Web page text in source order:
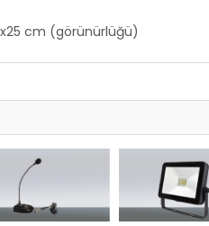
cm (görünürlüğü)
(h)